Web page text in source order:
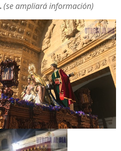
(se ampliará información)